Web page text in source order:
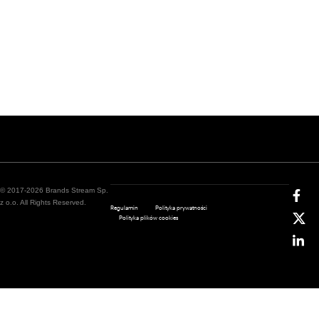
© 2017-2026 Brands Stream Sp.
z o.o. All Rights Reserved.
Regulamin
Polityka prywatności
Polityka plików cookies